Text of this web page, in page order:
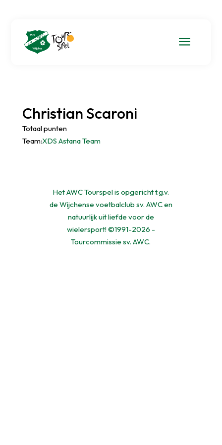
a
Christian Scaroni
Totaal punten
Team:XDS Astana Team
Het AWC Tourspel is opgericht t.g.v.
de Wijchense voetbalclub sv. AWC en
natuurlijk uit liefde voor de
wielersport! ©1991-2026 -
Tourcommissie sv. AWC.